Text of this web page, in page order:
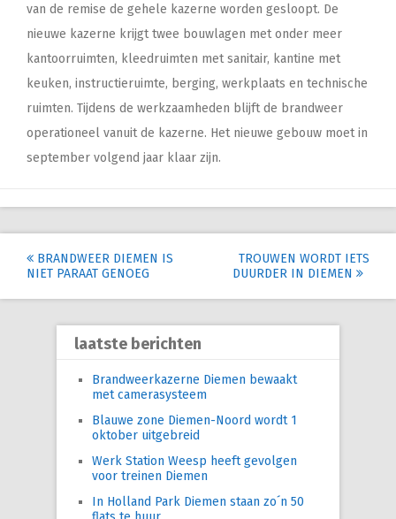
van de remise de gehele kazerne worden gesloopt. De
nieuwe kazerne krijgt twee bouwlagen met onder meer
kantoorruimten, kleedruimten met sanitair, kantine met
keuken, instructieruimte, berging, werkplaats en technische
ruimten. Tijdens de werkzaamheden blijft de brandweer
operationeel vanuit de kazerne. Het nieuwe gebouw moet in
september volgend jaar klaar zijn.
Post
BRANDWEER DIEMEN IS
NIET PARAAT GENOEG
TROUWEN WORDT IETS
DUURDER IN DIEMEN
laatste berichten
Brandweerkazerne Diemen bewaakt
met camerasysteem
Blauwe zone Diemen-Noord wordt 1
oktober uitgebreid
Werk Station Weesp heeft gevolgen
voor treinen Diemen
In Holland Park Diemen staan zo´n 50